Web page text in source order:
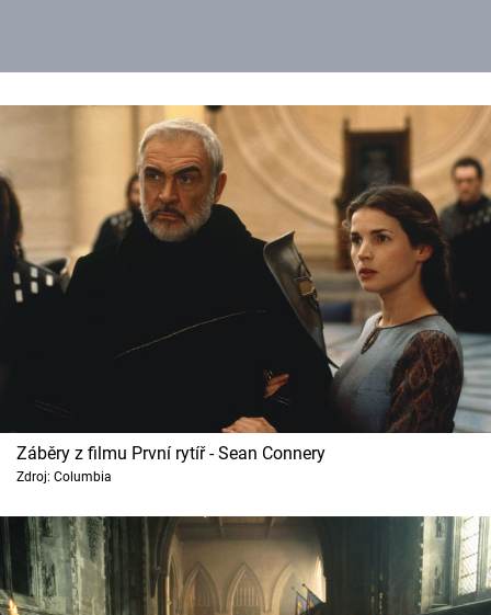
Záběry z filmu První rytíř - Sean Connery
Zdroj: Columbia